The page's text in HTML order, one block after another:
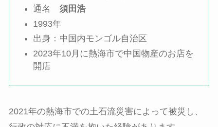
通名須田浩
1993年
出身：中国内モンゴル自治区
2023年10月に熱海市で中国物産のお店を
開店
2021年の熱海市での土石流災害によって被災し、